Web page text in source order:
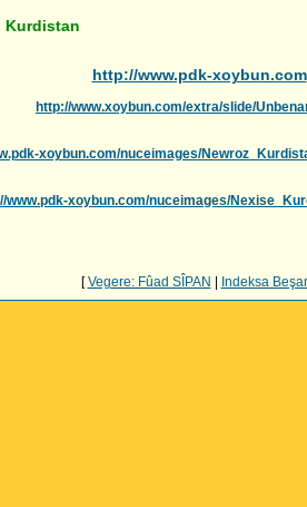
http://www.pdk-xoybun.com
http://www.xoybun.com/extra/slide/
xoybun.com/nuceimages/
www.pdk-xoybun.com/nuceimages/
[Vegere: Fûad SÎPAN Indeksa